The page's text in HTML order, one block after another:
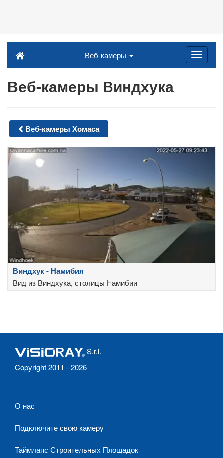
Веб-камеры
Веб-камеры Виндхука
Веб-камеры Хомаса
Виндхук - Намибия
Вид из Виндхука, столицы Намибии
S.r.l.
Copyright 2011 - 2026
О нас
Подключите свою камеру
Таймлапс Строительных Площадок